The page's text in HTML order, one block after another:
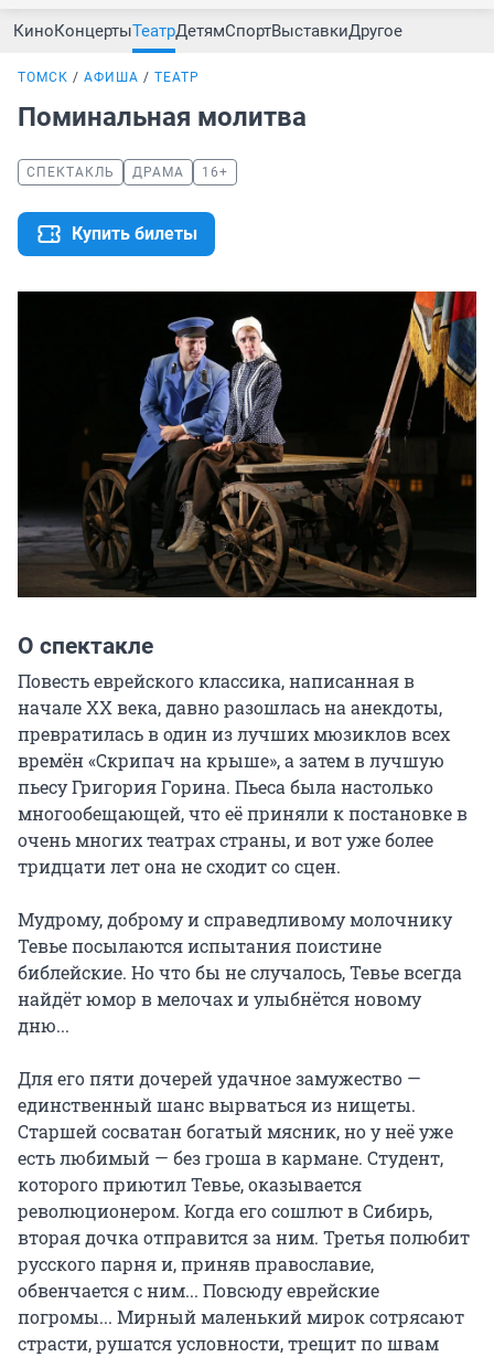
КиноКонцертыТеатрДетямСпортВыставкиДругое
ТОМСК АФИША ТЕАТР
Поминальная молитва
СПЕКТАКЛЬ ДРАМА 16+
Купить билеты
О спектакле
Повесть еврейского классика, написанная в
начале ХХ века, давно разошлась на анекдоты,
превратилась в один из лучших мюзиклов всех
времён «Скрипач на крыше», а затем в лучшую
пьесу Григория Горина. Пьеса была настолько
многообещающей, что её приняли к постановке в
очень многих театрах страны, и вот уже более
тридцати лет она не сходит со сцен.
Мудрому, доброму и справедливому молочнику
Тевье посылаются испытания поистине
библейские. Но что бы не случалось, Тевье всегда
найдёт юмор в мелочах и улыбнётся новому
дню...
Для его пяти дочерей удачное замужество —
единственный шанс вырваться из нищеты.
Старшей сосватан богатый мясник, но у неё уже
есть любимый — без гроша в кармане. Студент,
которого приютил Тевье, оказывается
революционером. Когда его сошлют в Сибирь,
вторая дочка отправится за ним. Третья полюбит
русского парня и, приняв православие,
обвенчается с ним... Повсюду еврейские
погромы... Мирный маленький мирок сотрясают
страсти, рушатся условности, трещит по швам